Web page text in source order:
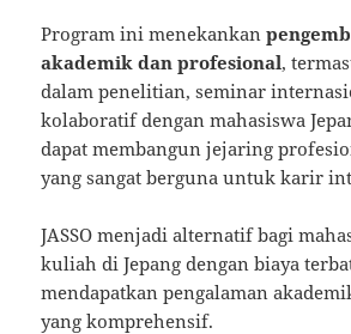
Program ini menekankan
akademik dan profesional,
dalam penelitian, seminar
kolaboratif dengan mahasiswa
dapat membangun jejaring
yang sangat berguna untuk karir
JASSO menjadi alternatif bagi
kuliah di Jepang dengan biaya
mendapatkan pengalaman
yang komprehensif.